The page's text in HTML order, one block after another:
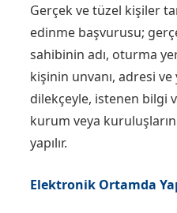
Gerçek ve tüzel kişiler
edinme başvurusu;
sahibinin adı, oturma
kişinin unvanı, adresi
dilekçeyle, istenen bilgi
kurum veya
yapılır.
Elektronik Ortamda